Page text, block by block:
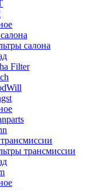
салона
Filter
трансмиссии